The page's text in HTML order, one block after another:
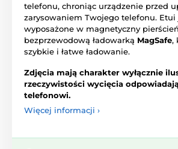
telefonu, chroniąc urządzenie przed
zarysowaniem Twojego telefonu.
wyposażone w magnetyczny
bezprzewodową ładowarką MagSafe,
szybkie i łatwe ładowanie.
Zdjęcia mają charakter wyłącznie
rzeczywistości wycięcia
telefonowi.
Więcej informacji ›